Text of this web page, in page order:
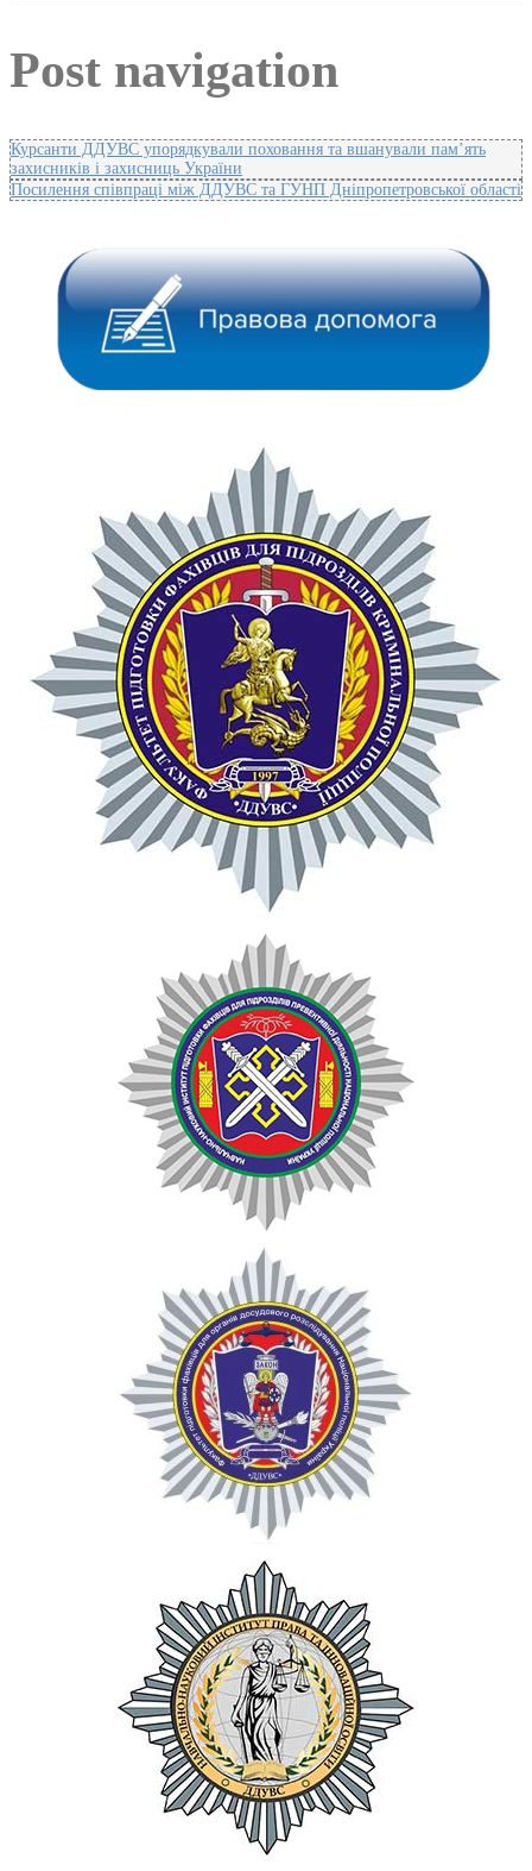
Post navigation
Курсанти ДДУВС упорядкували поховання та вшанували пам’ять
захисників і захисниць України
Посилення співпраці між ДДУВС та ГУНП Дніпропетровської області